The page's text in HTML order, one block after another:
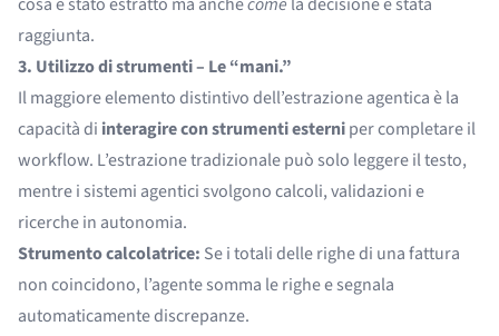
raggiunta.
3. Utilizzo di strumenti – Le “mani.”
Il maggiore elemento distintivo dell’estrazione agentica è la
capacità di interagire con strumenti esterniper completare il
workflow. L’estrazione tradizionale può solo leggere il testo,
mentre i sistemi agentici svolgono calcoli, validazioni e
ricerche in autonomia.
Strumento calcolatrice: Se i totali delle righe di una fattura
non coincidono, l’agente somma le righe e segnala
automaticamente discrepanze.